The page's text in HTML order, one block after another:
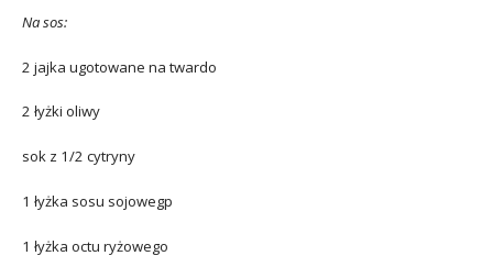
Na sos:
2 jajka ugotowane na twardo
2 łyżki oliwy
sok z 1/2 cytryny
1 łyżka sosu sojowegp
1 łyżka octu ryżowego